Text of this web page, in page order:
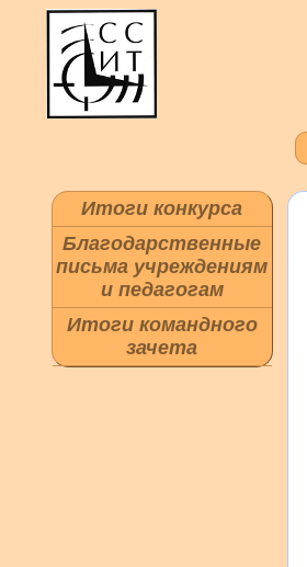
Итоги конкурса
Благодарственные
письма учреждениям
и педагогам
Итоги командного
зачета